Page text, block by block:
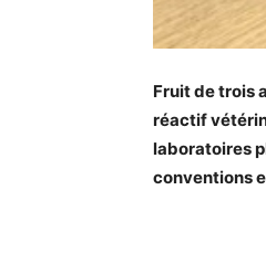
Fruit de trois
réactif
laboratoires
conventions